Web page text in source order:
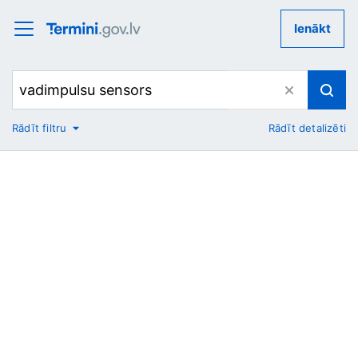
Ienākt
No
Rādīt filtru Rādīt detalizēti